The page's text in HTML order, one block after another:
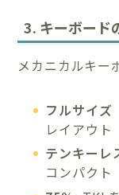
3. キーボード
メカニカルキー
フルサイズ
レイアウト
テンキーレ
コンパクト